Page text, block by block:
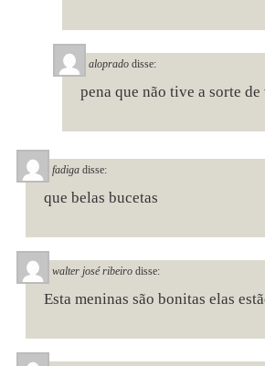
aloprado disse:
pena que não tive a sorte de
fadiga disse:
que belas bucetas
walter josé ribeiro disse:
Esta meninas são bonitas elas